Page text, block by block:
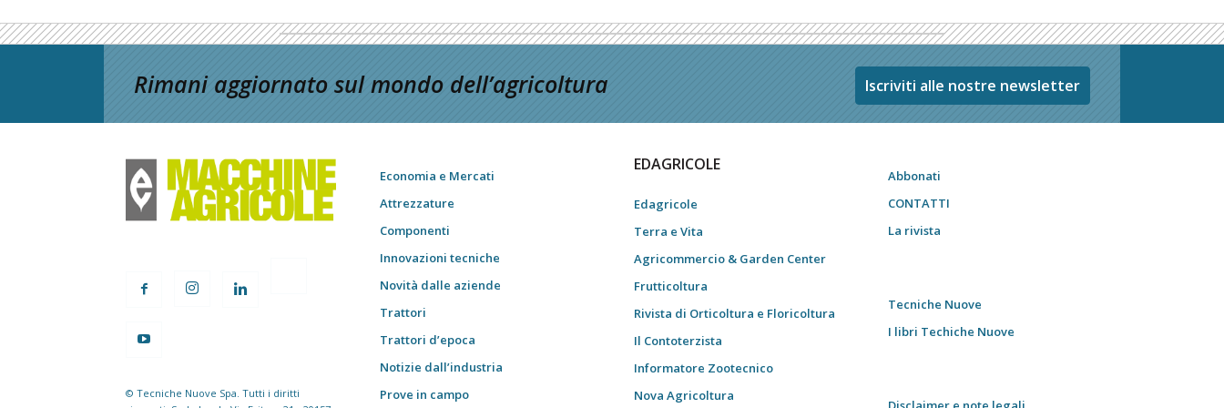
Rimani aggiornato sul mondo dell’agricoltura Iscriviti alle nostre newsletter
© Tecniche Nuove Spa. Tutti i diritti
Economia e Mercati
Attrezzature
Componenti
Innovazioni tecniche
Novità dalle aziende
Trattori
Trattori d’epoca
Notizie dall’industria
Prove in campo
EDAGRICOLE
Edagricole
Terra e Vita
Agricommercio & Garden Center
Frutticoltura
Rivista di Orticoltura e Floricoltura
Il Contoterzista
Informatore Zootecnico
Nova Agricoltura
Abbonati
CONTATTI
La rivista
Tecniche Nuove
I libri Techiche Nuove